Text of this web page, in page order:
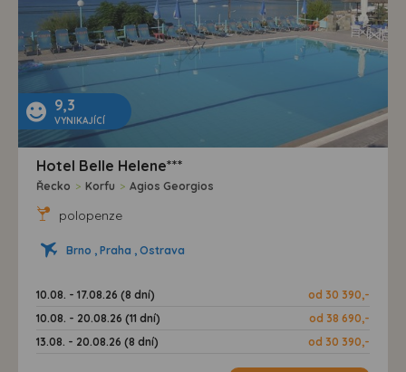
9,3
VYNIKAJÍCÍ
Hotel Belle Helene***
Řecko > Korfu > Agios Georgios
polopenze
Brno , Praha , Ostrava
10.08. - 17.08.26 (8 dní)
od 30 390,-
10.08. - 20.08.26 (11 dní)
od 38 690,-
13.08. - 20.08.26 (8 dní)
od 30 390,-